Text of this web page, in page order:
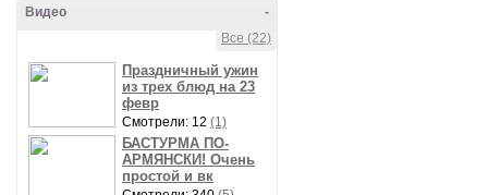
-
Видео
Все (22)
Праздничный ужин
из трех блюд на 23
февр
Смотрели: 12 (1)
БАСТУРМА ПО-
АРМЯНСКИ! Очень
простой и вк